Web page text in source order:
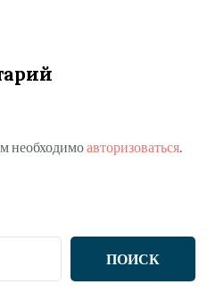
необходимоавторизоваться.
ПОИСК